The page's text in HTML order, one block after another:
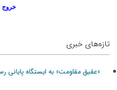
خروج
تازه‌های خبری
«عقیق مقاومت» به ایستگاه پایانی